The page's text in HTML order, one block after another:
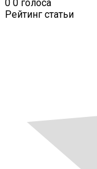
0 0 голоса
Рейтинг статьи